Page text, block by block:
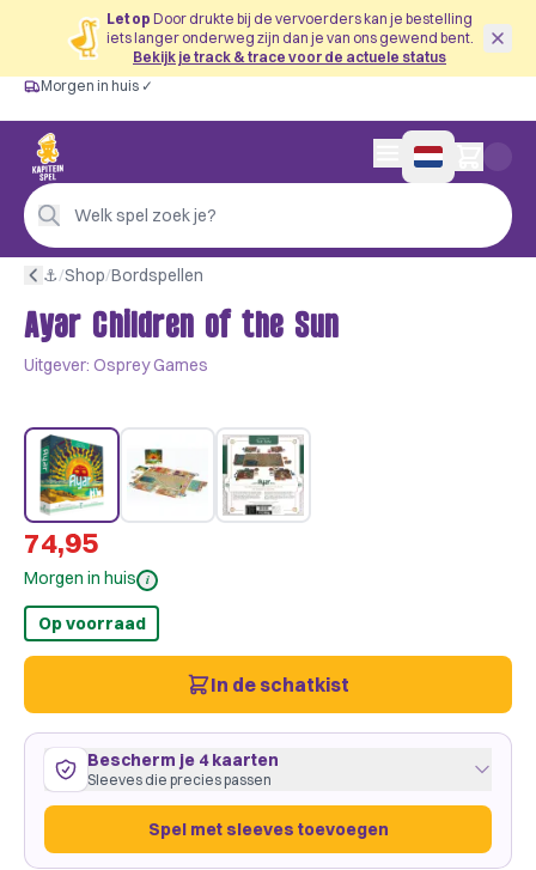
Let op Door drukte bij de vervoerders kan je bestelling
iets langer onderweg zijn dan je van ons gewend bent.
Bekijk je track & trace voor de actuele status
Gratis vanaf €60
Morgen in huis ✓
Persoonlijk advies
4,9/5 —
Morgen in huis ✓
Welk spel zoek je?
0 artikelen in
⚓︎/Shop/Bordspellen
Ayar Children of the Sun
Uitgever: Osprey Games
74,95
Morgen in huis i
Op voorraad
In de schatkist
Bescherm je 4 kaarten
Sleeves die precies passen
Spel met sleeves toevoegen